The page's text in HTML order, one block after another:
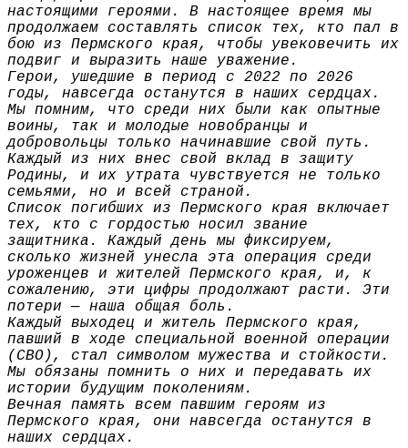
настоящими героями. В настоящее время мы
продолжаем составлять список тех, кто пал в
бою из Пермского края, чтобы увековечить их
подвиг и выразить наше уважение.
Герои, ушедшие в период с 2022 по 2026
годы, навсегда останутся в наших сердцах.
Мы помним, что среди них были как опытные
воины, так и молодые новобранцы и
добровольцы только начинавшие свой путь.
Каждый из них внес свой вклад в защиту
Родины, и их утрата чувствуется не только
семьями, но и всей страной.
Список погибших из Пермского края включает
тех, кто с гордостью носил звание
защитника. Каждый день мы фиксируем,
сколько жизней унесла эта операция среди
уроженцев и жителей Пермского края, и, к
сожалению, эти цифры продолжают расти. Эти
потери — наша общая боль.
Каждый выходец и житель Пермского края,
павший в ходе специальной военной операции
(СВО), стал символом мужества и стойкости.
Мы обязаны помнить о них и передавать их
истории будущим поколениям.
Вечная память всем павшим героям из
Пермского края, они навсегда останутся в
наших сердцах.